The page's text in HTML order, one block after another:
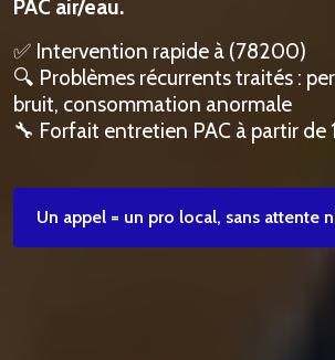
PAC air/eau.
✅ Intervention rapide à (78200)
🔍 Problèmes récurrents traités :
bruit, consommation anormale
🔧 Forfait entretien PAC à partir de
Un appel = un pro local, sans attente